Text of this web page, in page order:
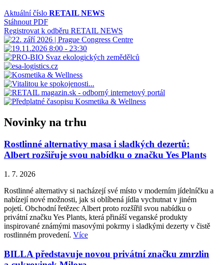
Aktuální číslo RETAIL NEWS
Stáhnout PDF
Registrovat k odběru RETAIL NEWS
Novinky na trhu
Rostlinné alternativy masa i sladkých dezertů:
Albert rozšiřuje svou nabídku o značku Yes Plants
1. 7. 2026
Rostlinné alternativy si nacházejí své místo v moderním jídelníčku a
nabízejí nové možnosti, jak si oblíbená jídla vychutnat v jiném
pojetí. Obchodní řetězec Albert proto rozšířil svou nabídku o
privátní značku Yes Plants, která přináší veganské produkty
inspirované známými masovými pokrmy i sladkými dezerty v čistě
rostlinném provedení. Více
BILLA představuje novou privátní značku zmrzlin